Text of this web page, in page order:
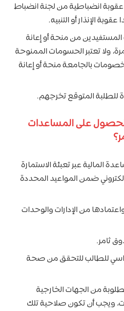
انضباطية من لجنة انضباط
الإنذار أو التنبيه.
المستفيدين من منحة أو إعانة
ولا تعتبر الحسومات الممنوحة
بالجامعة منحة أو إعانة
للطلبة المتوقع تخرجهم.
على المساعدات
المالية عبر تعبئة الاستمارة
ضمن المواعيد المحددة
واعتمادها من الإدارات والوحدات
ثامر.
للطالب للتحقق من صحة
من الجهات الخارجية
ويجب أن تكون صلاحية تلك